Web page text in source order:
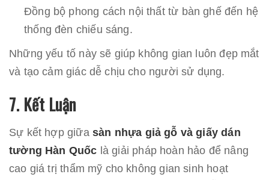
Đồng bộ phong cách nội thất từ bàn ghế đến hệ
thống đèn chiếu sáng.
Những yếu tố này sẽ giúp không gian luôn đẹp mắt
và tạo cảm giác dễ chịu cho người sử dụng.
7. Kết Luận
Sự kết hợp giữa sàn nhựa giả gỗ và giấy dán
tường Hàn Quốc là giải pháp hoàn hảo để nâng
cao giá trị thẩm mỹ cho không gian sinh hoạt